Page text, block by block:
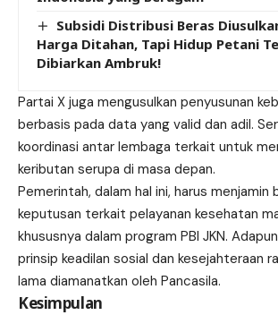
Subsidi Distribusi Beras
Harga Ditahan, Tapi Hidup Petani
Dibiarkan Ambruk!
Partai X juga mengusulkan penyusunan
berbasis pada data yang valid dan adil.
koordinasi antar lembaga terkait untuk
keributan serupa di masa depan.
Pemerintah, dalam hal ini, harus menjamin
keputusan terkait pelayanan kesehatan
khususnya dalam program PBI JKN.
prinsip keadilan sosial dan kesejahteraan
lama diamanatkan oleh Pancasila.
Kesimpulan